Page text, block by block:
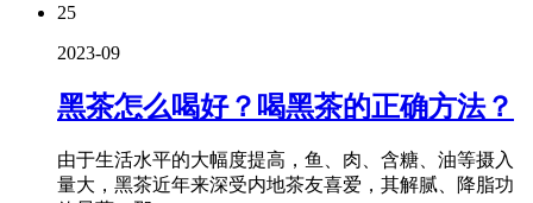
25
2023-09
黑茶怎么喝好？喝黑茶的正确方法？
由于生活水平的大幅度提高，鱼、肉、含糖、油等摄入
量大，黑茶近年来深受内地茶友喜爱，其解腻、降脂功